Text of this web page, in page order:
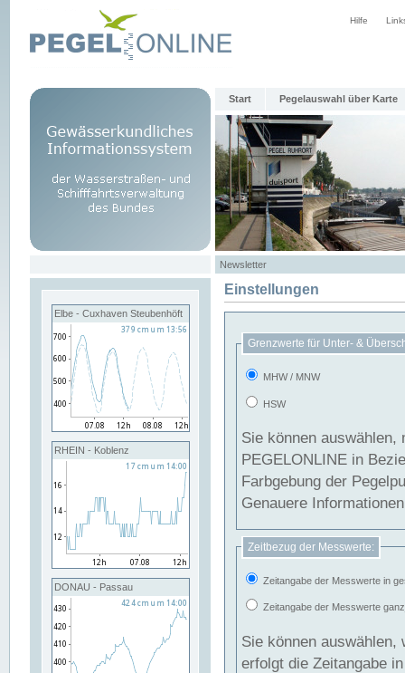
Hilfe
Start Pegelauswahl über Karte
Newsletter
Elbe - Cuxhaven Steubenhöft
RHEIN - Koblenz
DONAU - Passau
Einstellungen
Grenzwerte für Unter- &
MHW / MNW
HSW
Sie können
PEGELONLINE in Beziehung
Farbgebung der
Genauere
Zeitbezug der Messwerte:
Zeitangabe der Messwerte in
Zeitangabe der Messwerte
Sie können auswählen,
erfolgt die Zeitangabe